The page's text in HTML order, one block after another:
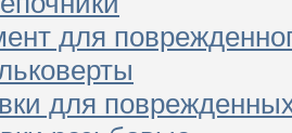
для
для